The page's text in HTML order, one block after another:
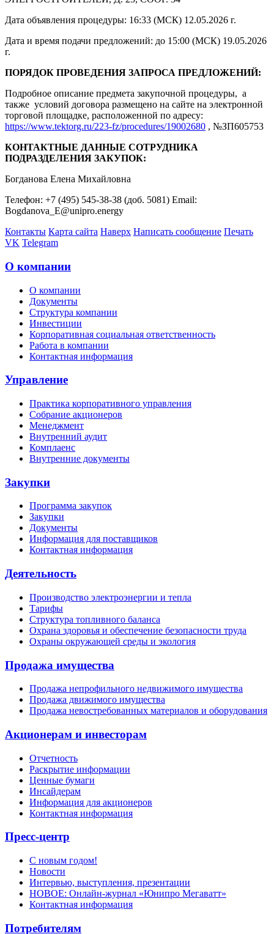
Дата объявления процедуры: 16:33 (МСК) 12.05.2026 г.
Дата и время подачи предложений: до 15:00 (МСК) 19.05.2026
г.
ПОРЯДОК ПРОВЕДЕНИЯ ЗАПРОСА ПРЕДЛОЖЕНИЙ:
Подробное описание предмета закупочной процедуры, а
также условий договора размещено на сайте на электронной
торговой площадке, расположенной по адресу:
https://www.tektorg.ru/223-fz/procedures/19002680 , №ЗП605753
КОНТАКТНЫЕ ДАННЫЕ СОТРУДНИКА
ПОДРАЗДЕЛЕНИЯ ЗАКУПОК:
Богданова Елена Михайловна
Телефон: +7 (495) 545-38-38 (доб. 5081) Email:
Bogdanova_E@unipro.energy
Контакты Карта сайта Наверх Написать сообщение Печать
VK Telegram
О компании
О компании
Документы
Структура компании
Инвестиции
Корпоративная социальная ответственность
Работа в компании
Контактная информация
Управление
Практика корпоративного управления
Собрание акционеров
Менеджмент
Внутренний аудит
Комплаенс
Внутренние документы
Закупки
Программа закупок
Закупки
Документы
Информация для поставщиков
Контактная информация
Деятельность
Производство электроэнергии и тепла
Тарифы
Структура топливного баланса
Охрана здоровья и обеспечение безопасности труда
Охраны окружающей среды и экология
Продажа имущества
Продажа непрофильного недвижимого имущества
Продажа движимого имущества
Продажа невостребованных материалов и оборудования
Акционерам и инвесторам
Отчетность
Раскрытие информации
Ценные бумаги
Инсайдерам
Информация для акционеров
Контактная информация
Пресс-центр
С новым годом!
Новости
Интервью, выступления, презентации
НОВОЕ: Онлайн-журнал «Юнипро Мегаватт»
Контактная информация
Потребителям